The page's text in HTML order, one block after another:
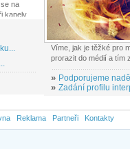
na
Víme, jak je těžké pro
prorazit do médií a tím
» Podporujeme
» Zadání profilu
Reklama Partneři Kontakty